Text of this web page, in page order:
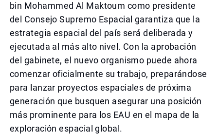
bin Mohammed Al Maktoum como presidente
del Consejo Supremo Espacial garantiza que la
estrategia espacial del país será deliberada y
ejecutada al más alto nivel. Con la aprobación
del gabinete, el nuevo organismo puede ahora
comenzar oficialmente su trabajo, preparándose
para lanzar proyectos espaciales de próxima
generación que busquen asegurar una posición
más prominente para los EAU en el mapa de la
exploración espacial global.